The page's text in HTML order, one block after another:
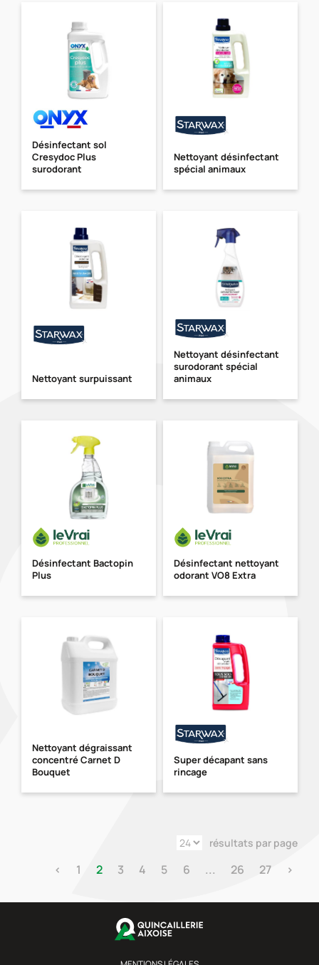
Désinfectant sol
Cresydoc Plus
surodorant
Nettoyant désinfectant
spécial animaux
Nettoyant surpuissant
Nettoyant désinfectant
surodorant spécial
animaux
Désinfectant Bactopin
Plus
Désinfectant nettoyant
odorant VO8 Extra
Nettoyant dégraissant
concentré Carnet D
Bouquet
Super décapant sans
rincage
résultats par page
‹ 1 2 3 4 5 6 ... 26 27 ›